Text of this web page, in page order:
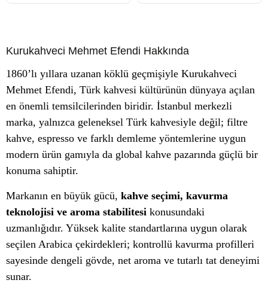
Kurukahveci Mehmet Efendi Hakkında
1860’lı yıllara uzanan köklü geçmişiyle Kurukahveci
Mehmet Efendi, Türk kahvesi kültürünün dünyaya açılan
en önemli temsilcilerinden biridir. İstanbul merkezli
marka, yalnızca geleneksel Türk kahvesiyle değil; filtre
kahve, espresso ve farklı demleme yöntemlerine uygun
modern ürün gamıyla da global kahve pazarında güçlü bir
konuma sahiptir.
Markanın en büyük gücü, kahve seçimi, kavurma
teknolojisi ve aroma stabilitesi konusundaki
uzmanlığıdır. Yüksek kalite standartlarına uygun olarak
seçilen Arabica çekirdekleri; kontrollü kavurma profilleri
sayesinde dengeli gövde, net aroma ve tutarlı tat deneyimi
sunar.